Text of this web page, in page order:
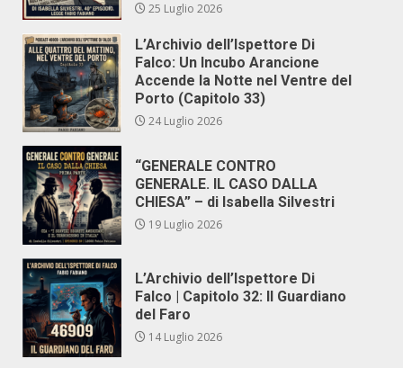
25 Luglio 2026
L’Archivio dell’Ispettore Di
Falco: Un Incubo Arancione
Accende la Notte nel Ventre del
Porto (Capitolo 33)
24 Luglio 2026
“GENERALE CONTRO
GENERALE. IL CASO DALLA
CHIESA” – di Isabella Silvestri
19 Luglio 2026
L’Archivio dell’Ispettore Di
Falco | Capitolo 32: Il Guardiano
del Faro
14 Luglio 2026